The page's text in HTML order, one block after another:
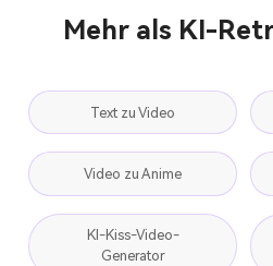
Mehr als KI-
Text zu Video
Video zu Anime
KI-Kiss-Video-
Generator